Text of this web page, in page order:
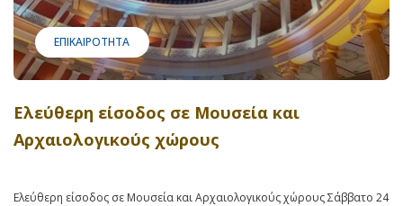
ΕΠΙΚΑΙΡΌΤΗΤΑ
Ελεύθερη είσοδος σε Μουσεία και
Αρχαιολογικούς χώρους
Ελεύθερη είσοδος σε Μουσεία και Αρχαιολογικούς χώρους Σάββατο 24